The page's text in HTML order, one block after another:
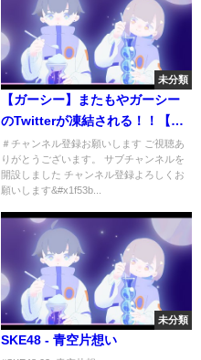
未分類
【ガーシー】またもやガーシー
のTwitterが凍結される！！【ガ
ーシー/東谷義和/切り抜き】
＃チャンネル登録お願いします ご視聴あ
りがとうございます。 サブチャンネルを
開設しました チャンネル登録よろしくお
願いします&#x1f53b...
未分類
SKE48 - 青空片想い